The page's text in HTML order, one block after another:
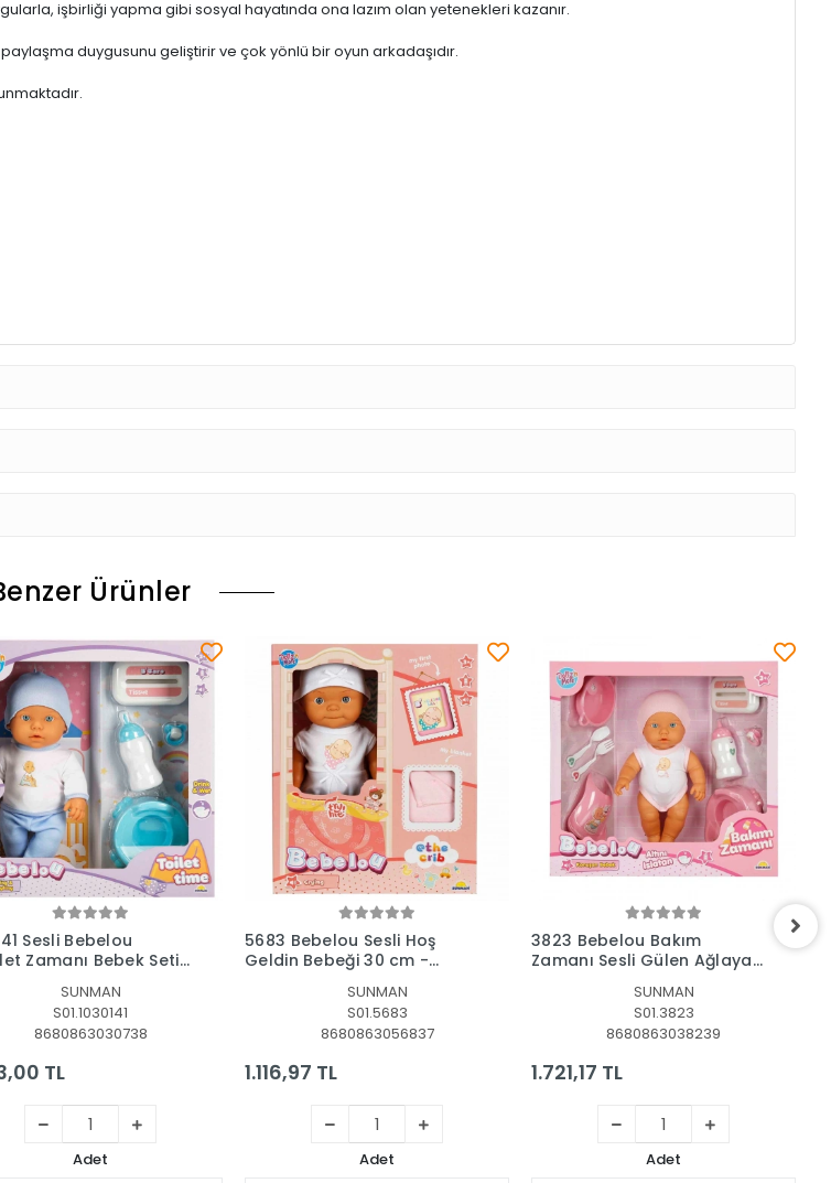
işbirliği yapma gibi sosyal hayatında ona lazım olan yetenekleri kazanır.
duygusunu geliştirir ve çok yönlü bir oyun arkadaşıdır.
Ürünler
Sepete Ekle
Sesli Bebelou
Zamanı Bebek Seti
SUNMAN
S01.1030141
8680863030738
TL
Adet
Sepete Ekle
5683 Bebelou Sesli Hoş
Geldin Bebeği 30 cm -
SUNMAN
S01.5683
8680863056837
1.116,97 TL
Adet
Sepete Ekle
3823 Bebelou Bakım
Zamanı Sesli Gülen Ağlayan
SUNMAN
S01.3823
8680863038239
1.721,17 TL
Adet